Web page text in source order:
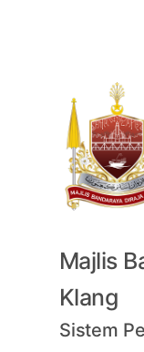
Awam
©2021-2026 All Rights
Awam® is a registered
Majlis
Klang
Sistem